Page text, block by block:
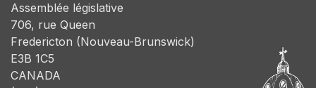
Assemblée législative
706, rue Queen
Fredericton (Nouveau-Brunswick)
E3B 1C5
CANADA